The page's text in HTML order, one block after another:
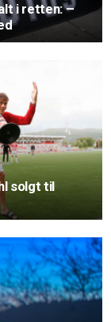
i retten: –
solgt til